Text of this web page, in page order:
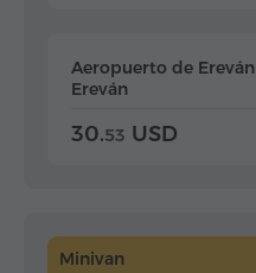
Aeropuerto de Ereván
Ereván
30.53 USD
Minivan